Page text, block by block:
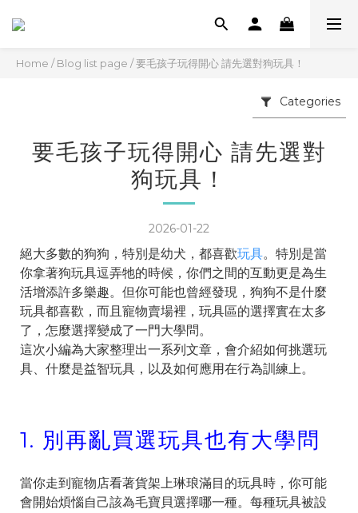
Home /Blog list page /要毛孩子玩得開心 請先選對狗玩具！
Categories
要毛孩子玩得開心 請先選對
狗玩具！
2026-01-22
絕大多數的狗狗，特別是幼犬，都喜歡玩具。特別是當
你拿著狗玩具逗弄牠的時候，你們之間的互動更是為生
活增添許多樂趣。但你可能也曾經發現，狗狗不是什麼
玩具都喜歡，而且寵物賣場裡，玩具區的選擇實在太多
了，怎麼選擇變成了一門大學問。
這次小編為大家整理出一系列文章，會介紹如何挑選玩
具、什麼是益智玩具，以及如何應用在行為訓練上。
1. 別再亂買選玩具也有大學問
當你走到寵物店看著貨架上琳琅滿目的玩具時，你可能
會開始煩惱自己該為毛寶貝選擇哪一種。每種玩具被設